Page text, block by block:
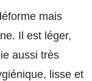
mais
Il est léger,
aussi très
lisse et